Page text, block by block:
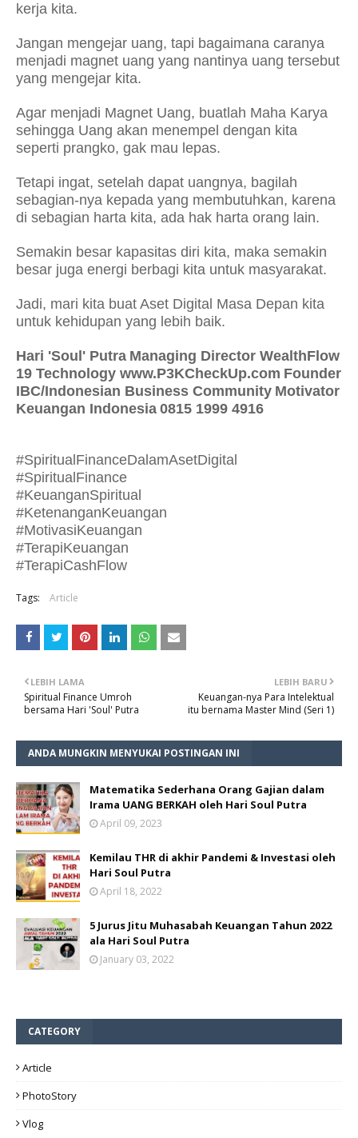
kerja kita.
Jangan mengejar uang, tapi bagaimana caranya
menjadi magnet uang yang nantinya uang tersebut
yang mengejar kita.
Agar menjadi Magnet Uang, buatlah Maha Karya
sehingga Uang akan menempel dengan kita
seperti prangko, gak mau lepas.
Tetapi ingat, setelah dapat uangnya, bagilah
sebagian-nya kepada yang membutuhkan, karena
di sebagian harta kita, ada hak harta orang lain.
Semakin besar kapasitas diri kita, maka semakin
besar juga energi berbagi kita untuk masyarakat.
Jadi, mari kita buat Aset Digital Masa Depan kita
untuk kehidupan yang lebih baik.
Hari 'Soul' Putra Managing Director WealthFlow
19 Technology www.P3KCheckUp.com Founder
IBC/Indonesian Business Community Motivator
Keuangan Indonesia 0815 1999 4916
#SpiritualFinanceDalamAsetDigital
#SpiritualFinance
#KeuanganSpiritual
#KetenanganKeuangan
#MotivasiKeuangan
#TerapiKeuangan
#TerapiCashFlow
Tags: Article
LEBIH BARU
Keuangan-nya Para Intelektual
itu bernama Master Mind (Seri 1)
LEBIH LAMA
Spiritual Finance Umroh
bersama Hari 'Soul' Putra
ANDA MUNGKIN MENYUKAI POSTINGAN INI
Matematika Sederhana Orang Gajian dalam
Irama UANG BERKAH oleh Hari Soul Putra
April 09, 2023
Kemilau THR di akhir Pandemi & Investasi oleh
Hari Soul Putra
April 18, 2022
5 Jurus Jitu Muhasabah Keuangan Tahun 2022
ala Hari Soul Putra
January 03, 2022
CATEGORY
Article
PhotoStory
Vlog